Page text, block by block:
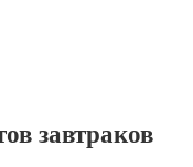
завтраков